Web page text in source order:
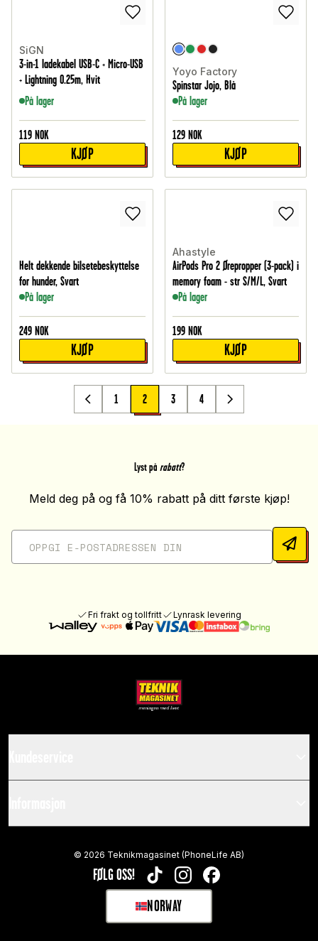
SiGN
3-in-1 ladekabel USB-C + Micro-USB
+ Lightning 0.25m, Hvit
På lager
119 NOK
KJØP
Yoyo Factory
Spinstar Jojo, Blå
På lager
129 NOK
KJØP
Helt dekkende bilsetebeskyttelse
for hunder, Svart
På lager
249 NOK
KJØP
Ahastyle
AirPods Pro 2 Ørepropper (3-pack) i
memory foam - str S/M/L, Svart
På lager
199 NOK
KJØP
1 2 3 4
Lyst på rabatt?
Meld deg på og få 10% rabatt på ditt første kjøp!
Fri frakt og tollfritt Lynrask levering
FØLG OSS! TIKTOKINSTAGRAMFACEBOOK
NORWAY
SELECT MARKET
© 2026 Teknikmagasinet (PhoneLife AB)